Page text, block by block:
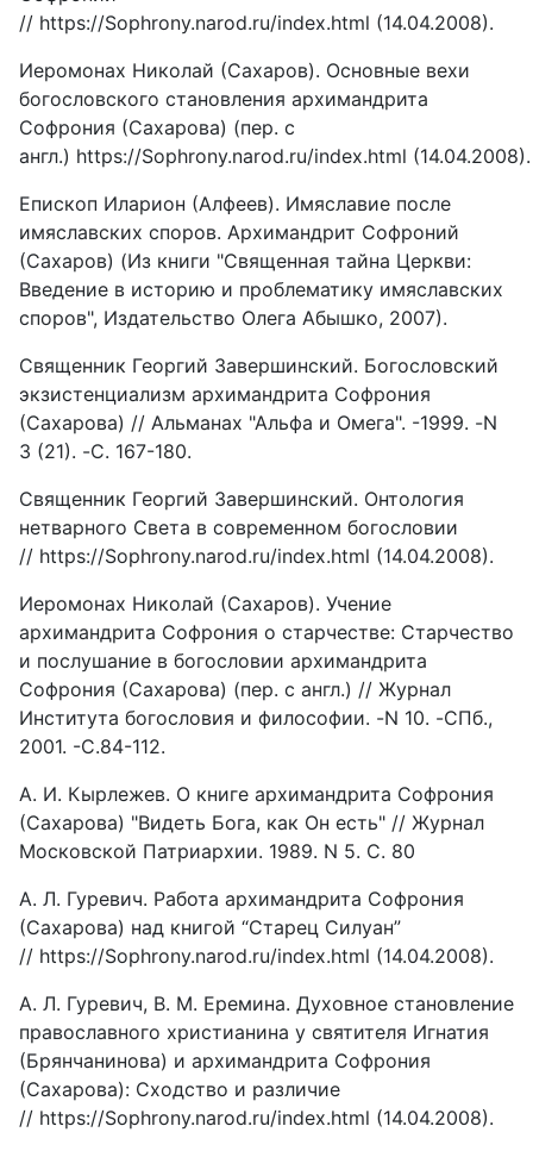
// https://Sophrony.narod.ru/index.html (14.04.2008).
Иеромонах Николай (Сахаров). Основные вехи
богословского становления архимандрита
Софрония (Сахарова) (пер. с
англ.) https://Sophrony.narod.ru/index.html (14.04.2008).
Епископ Иларион (Алфеев). Имяславие после
имяславских споров. Архимандрит Софроний
(Сахаров) (Из книги "Священная тайна Церкви:
Введение в историю и проблематику имяславских
споров", Издательство Олега Абышко, 2007).
Священник Георгий Завершинский. Богословский
экзистенциализм архимандрита Софрония
(Сахарова) // Альманах "Альфа и Омега". -1999. -N
3 (21). -С. 167-180.
Священник Георгий Завершинский. Онтология
нетварного Света в современном богословии
// https://Sophrony.narod.ru/index.html (14.04.2008).
Иеромонах Николай (Сахаров). Учение
архимандрита Софрония о старчестве: Старчество
и послушание в богословии архимандрита
Софрония (Сахарова) (пер. с англ.) // Журнал
Института богословия и философии. -N 10. -СПб.,
2001. -С.84-112.
А. И. Кырлежев. О книге архимандрита Софрония
(Сахарова) "Видеть Бога, как Он есть" // Журнал
Московской Патриархии. 1989. N 5. С. 80
А. Л. Гуревич. Работа архимандрита Софрония
(Сахарова) над книгой “Старец Силуан”
// https://Sophrony.narod.ru/index.html (14.04.2008).
А. Л. Гуревич, В. М. Еремина. Духовное становление
православного христианина у святителя Игнатия
(Брянчанинова) и архимандрита Софрония
(Сахарова): Сходство и различие
// https://Sophrony.narod.ru/index.html (14.04.2008).